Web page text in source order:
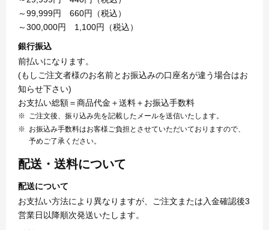
～99,999円 660円（税込）
～300,000円 1,100円（税込）
銀行振込
前払いになります。
(もしご注文者様のお名前とお振込みの口座名が違う場合はお
知らせ下さい)
お支払い総額＝商品代金＋送料＋お振込手数料
ご注文後、振り込み先を記載したメールを送信いたします。
お振込み手数料はお客様ご負担とさせていただいておりますので、
予めご了承ください。
配送・送料について
配送について
お支払い方法により異なりますが、ご注文または入金確認後3
営業日以降順次発送いたします。